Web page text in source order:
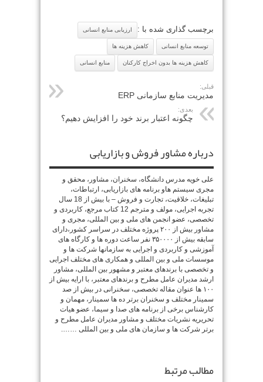
برچسب گذاری شده با : ارزیابی منابع انسانی
توسعه منابع انسانی کاهش هزینه ها
کاهش هزینه ها بدون اخراج کارکنان منابع انسانی
قبلی:
مدیریت منابع سازمانی ERP
بعدی:
چگونه اعتبار برند خود را افزایش دهیم؟
درباره مشاور فروش و بازاریابی
علی خویه مدرس دانشگاه، سخنران، مشاور، محقق و
مجری سیستم هاو برنامه های بازاریابی، ارتباطات،
تبلیغات، خلاقیت، تجارت و فروش – با بیش از 18 سال
تجربه اجرایی، مولف و مترجم 12 کتاب مرجع، کاربردی و
تخصصی، عضو انجمن های ملی و بین المللی، مجری و
مشاور بیش از ۲۰۰ پروژه مختلف در سراسر کشور،دارای
سابقه بیش از ۳۵۰۰۰۰ نفر ساعت دوره ها و کارگاه های
آموزشی و کاربردی و اجرایی به سازمانها شرکت ها و
موسسات ملی و بین المللی و همکاری های مختلف اجرایی
و تخصصی با برندهای معتبر و مشهور بین المللی، مشاور
ارشد مدیران عامل مطرح و برندهای معتبر، با ارایه بیش از
۱۰۰ ها عنوان مقاله تخصصی، سخنرانی در بیش از صد
سمینار مختلف و سخنران برتر ده ها سمینار، مهمان و
کارشناس برخی از برنامه های صدا و سیما، عضو هیات
تحریریه نشریات مختلف و مشاور مدیران عامل مطرح و
برتر شرکت ها و سازمان های ملی و بین المللی …….
مطالب مرتبط